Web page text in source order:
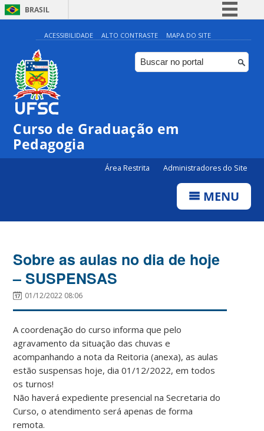
BRASIL
Simplifique!
Comunica BR
Participe
Canais
ACESSIBILIDADE ALTO CONTRASTE MAPA DO SITE
Curso de Graduação em
Pedagogia
Área Restrita Administradores do Site
MENU
Sobre as aulas no dia de hoje
– SUSPENSAS
01/12/2022 08:06
A coordenação do curso informa que pelo
agravamento da situação das chuvas e
acompanhando a nota da Reitoria (anexa), as aulas
estão suspensas hoje, dia 01/12/2022, em todos
os turnos!
Não haverá expediente presencial na Secretaria do
Curso, o atendimento será apenas de forma
remota.